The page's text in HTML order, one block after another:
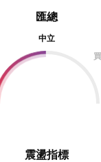
震盪指標
匯總
中立